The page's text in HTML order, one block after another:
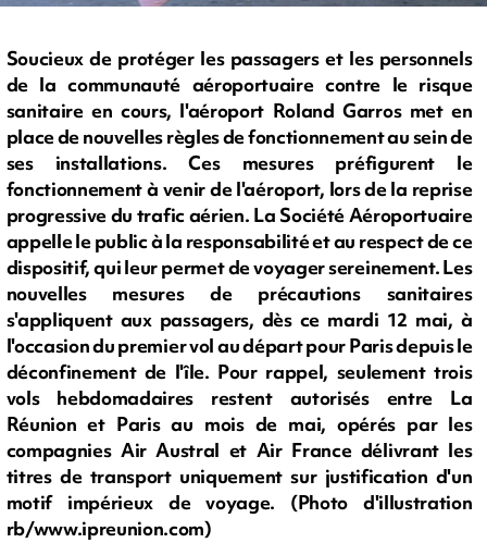
Soucieux de protéger les passagers et les personnels
de la communauté aéroportuaire contre le risque
sanitaire en cours, l'aéroport Roland Garros met en
place de nouvelles règles de fonctionnement au sein de
ses installations. Ces mesures préfigurent le
fonctionnement à venir de l'aéroport, lors de la reprise
progressive du trafic aérien. La Société Aéroportuaire
appelle le public à la responsabilité et au respect de ce
dispositif, qui leur permet de voyager sereinement. Les
nouvelles mesures de précautions sanitaires
s'appliquent aux passagers, dès ce mardi 12 mai, à
l'occasion du premier vol au départ pour Paris depuis le
déconfinement de l'île. Pour rappel, seulement trois
vols hebdomadaires restent autorisés entre La
Réunion et Paris au mois de mai, opérés par les
compagnies Air Austral et Air France délivrant les
titres de transport uniquement sur justification d'un
motif impérieux de voyage. (Photo d'illustration
rb/www.ipreunion.com)